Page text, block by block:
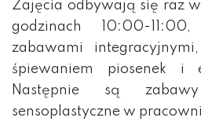
Zajęcia odbywają się raz
godzinach 10:00-
zabawami
śpiewaniem piosenek i
Następnie są
sensoplastyczne w